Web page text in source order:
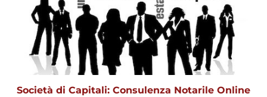
Società di Capitali: Consulenza Notarile Online